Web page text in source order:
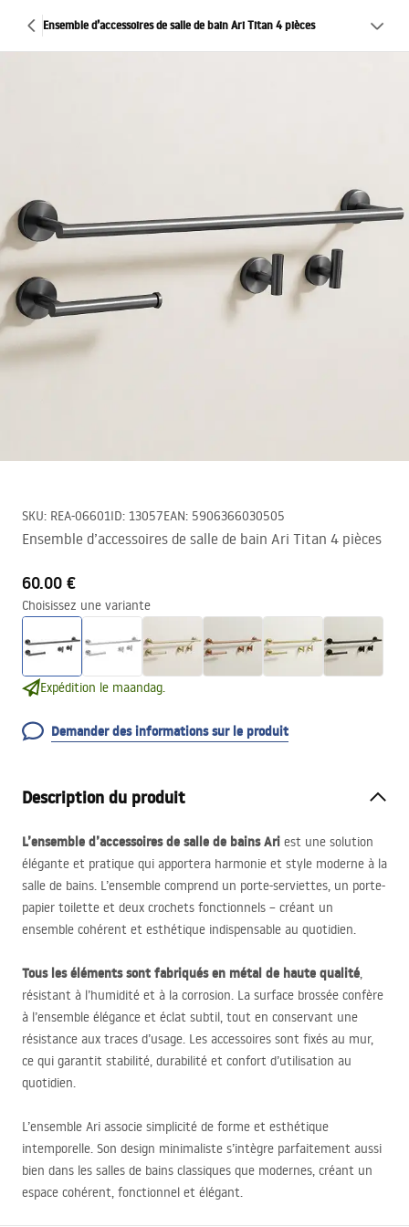
Ensemble d’accessoires de salle de bain Ari Titan 4 pièces
SKU: REA-06601ID: 13057EAN: 5906366030505
Ensemble d’accessoires de salle de bain Ari Titan 4 pièces
60.00 €
Choisissez une variante
Expédition le maandag.
Demander des informations sur le produit
Description du produit
L’ensemble d’accessoires de salle de bains Ari est une solution
élégante et pratique qui apportera harmonie et style moderne à la
salle de bains. L’ensemble comprend un porte-serviettes, un porte-
papier toilette et deux crochets fonctionnels – créant un
ensemble cohérent et esthétique indispensable au quotidien.
Tous les éléments sont fabriqués en métal de haute qualité,
résistant à l’humidité et à la corrosion. La surface brossée confère
à l’ensemble élégance et éclat subtil, tout en conservant une
résistance aux traces d’usage. Les accessoires sont fixés au mur,
ce qui garantit stabilité, durabilité et confort d’utilisation au
quotidien.
L’ensemble Ari associe simplicité de forme et esthétique
intemporelle. Son design minimaliste s’intègre parfaitement aussi
bien dans les salles de bains classiques que modernes, créant un
espace cohérent, fonctionnel et élégant.